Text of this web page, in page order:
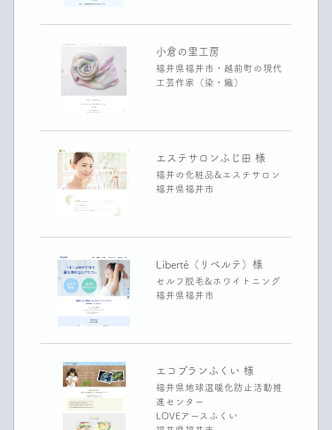
小倉の里工房
福井県福井市・越前町の現代
工芸作家（染・織）
エステサロンふじ田 様
福井の化粧品&エステサロン
福井県福井市
Liberté（リベルテ）様
セルフ脱毛&ホワイトニング
福井県福井市
エコプランふくい 様
福井県地球温暖化防止活動推
進センター
LOVEアースふくい